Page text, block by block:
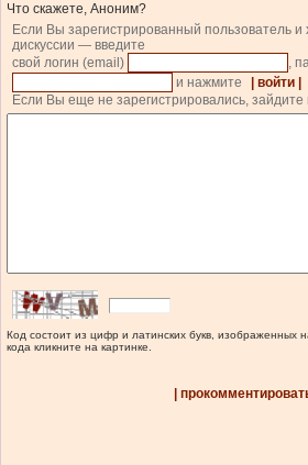
Что скажете, Аноним?
Если Вы зарегистрированный пользователь и
дискуссии — введите
свой логин (email)
,
и нажмите
| войти |
Если Вы еще не зарегистрировались, зайдите
Код состоит из цифр и латинских букв, изображенных
кода кликните на картинке.
| прокомментировать